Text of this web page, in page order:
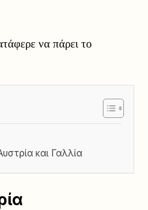
να πάρει το
και Γαλλία